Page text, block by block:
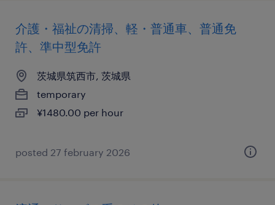
介護・福祉の清掃、軽・普通車、普通免
許、準中型免許
茨城県筑西市, 茨城県
temporary
¥1480.00 per hour
posted 27 february 2026